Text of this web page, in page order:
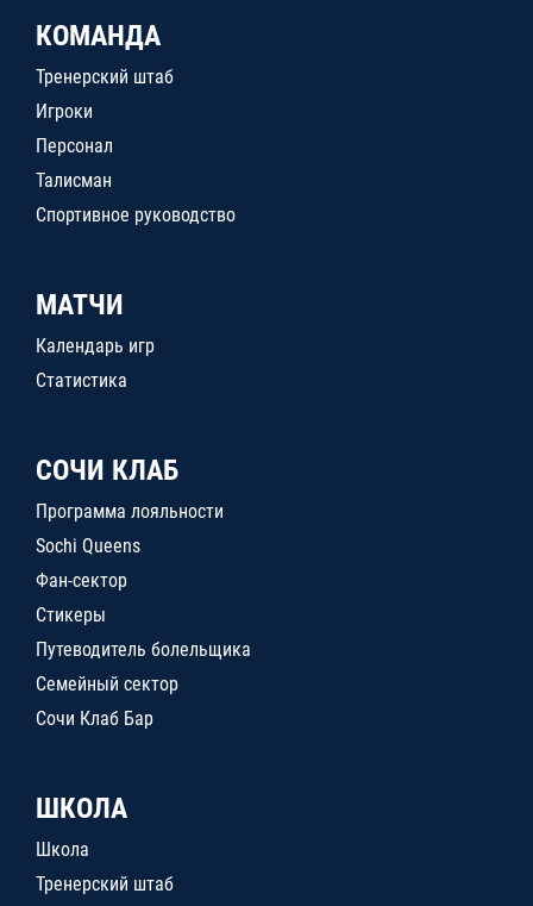
КОМАНДА
Тренерский штаб
Игроки
Персонал
Талисман
Спортивное руководство
МАТЧИ
Календарь игр
Статистика
СОЧИ КЛАБ
Программа лояльности
Sochi Queens
Фан-сектор
Стикеры
Путеводитель болельщика
Семейный сектор
Сочи Клаб Бар
ШКОЛА
Школа
Тренерский штаб